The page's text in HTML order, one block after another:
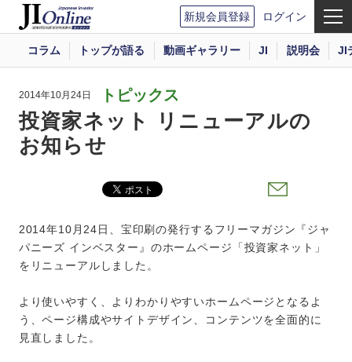
新規会員登録 ログイン
コラム トップが語る 動画ギャラリー JI 説明会 JI
2014年10月24日 トピックス
投資家ネット リニューアルの
お知らせ
2014年10月24日、宝印刷の発行するフリーマガジン『ジャ
パニーズ インベスター』のホームページ「投資家ネット」
をリニューアルしました。
より使いやすく、よりわかりやすいホームページとなるよ
う、ページ構成やサイトデザイン、コンテンツを全面的に
見直しました。